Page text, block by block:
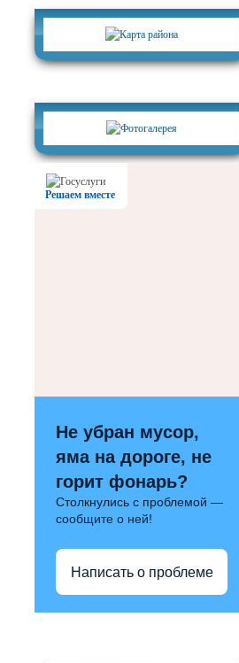
Решаем вместе
Не убран мусор,
яма на дороге, не
горит фонарь?
Столкнулись с проблемой —
сообщите о ней!
Написать о проблеме